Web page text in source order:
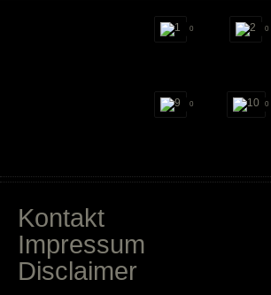
0 0
0 0
Kontakt
Impressum
Disclaimer